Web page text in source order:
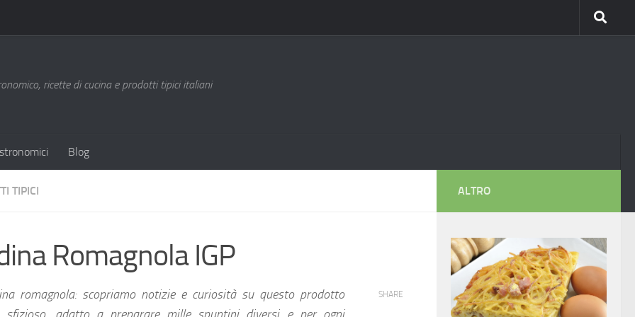
ricette di cucina e prodotti tipici italiani
Blog
TIPICI
Romagnola IGP
romagnola: scopriamo notizie e curiosità su questo prodotto
SHARE
ALTRO